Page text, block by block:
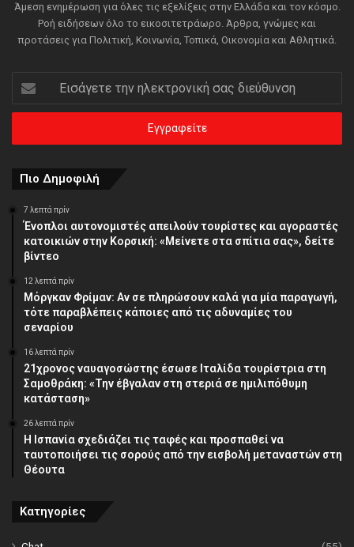
Άμεση ενημέρωση για όλες τις εξελίξεις στην Ελλάδα και τον κόσμο.
Ροή ειδήσεων όλο το εικοσιτετράωρο. Άρθρα, γνώμες και
προτάσεις για Πολιτική, Κοινωνία, Τοπικά, Οικονομία και Αθλητικά.
Εισάγετε
την
ηλεκτρονική
διεύθυνση
Πιο Δημοφιλή
7 λεπτά πρίν
Ένοπλοι αυτονομιστές απειλούν τουρίστες και αγοραστές
κατοικιών στην Κορσική: «Μείνετε στα σπίτια σας», δείτε
βίντεο
12 λεπτά πρίν
Μόργκαν Φρίμαν: Αν σε πληρώσουν καλά για μία παραγωγή,
τότε παραβλέπεις κάποιες από τις αδυναμίες του
σεναρίου
16 λεπτά πρίν
21χρονος ναυαγοσώστης έσωσε Ιταλίδα τουρίστρια στη
Σαμοθράκη: «Την έβγαλαν στη στεριά σε ημιλιπόθυμη
κατάσταση»
26 λεπτά πρίν
Η Ισπανία σχεδιάζει τις ταφές και προσπαθεί να
ταυτοποιήσει τις σορούς από την εισβολή μεταναστών στη
Θέουτα
Κατηγορίες